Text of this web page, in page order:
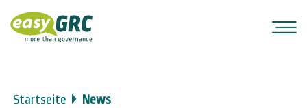
Startseite News